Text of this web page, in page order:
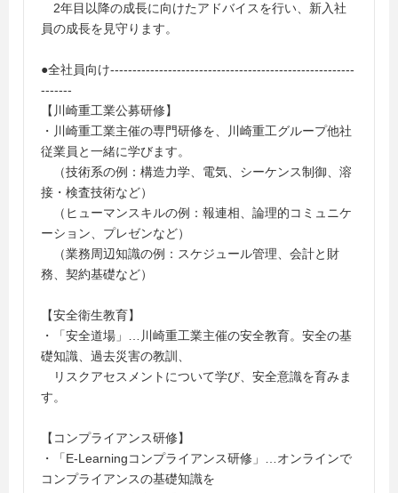
2年目以降の成長に向けたアドバイスを行い、新入社
員の成長を見守ります。
●全社員向け-------------------------------------------------------
-------
【川崎重工業公募研修】
・川崎重工業主催の専門研修を、川崎重工グループ他社
従業員と一緒に学びます。
（技術系の例：構造力学、電気、シーケンス制御、溶
接・検査技術など）
（ヒューマンスキルの例：報連相、論理的コミュニケ
ーション、プレゼンなど）
（業務周辺知識の例：スケジュール管理、会計と財
務、契約基礎など）
【安全衛生教育】
・「安全道場」…川崎重工業主催の安全教育。安全の基
礎知識、過去災害の教訓、
リスクアセスメントについて学び、安全意識を育みま
す。
【コンプライアンス研修】
・「E-Learningコンプライアンス研修」…オンラインで
コンプライアンスの基礎知識を